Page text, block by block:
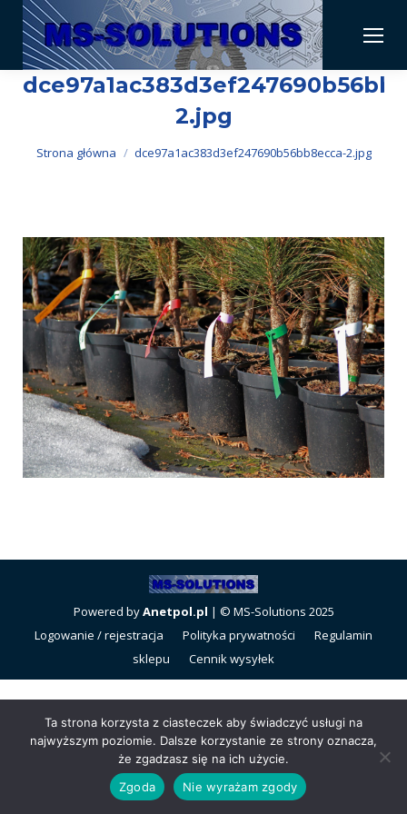
2.jpg
Jesteś tutaj:
Strona główna dce97a1ac383d3ef247690b56bb8ecca-2.jpg
Powered byAnetpol.pl | © MS-Solutions 2025
Logowanie / rejestracja
Polityka prywatności
Regulamin
sklepu
Cennik wysyłek
Ta strona korzysta z ciasteczek aby świadczyć usługi na
najwyższym poziomie. Dalsze korzystanie ze strony oznacza,
że zgadzasz się na ich użycie.
Zgoda
Nie wyrażam zgody